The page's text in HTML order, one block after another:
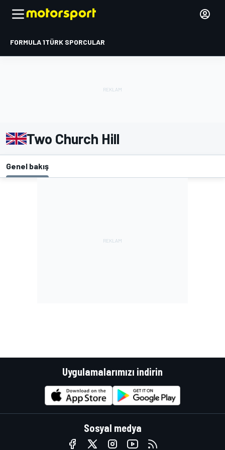
FORMULA 1TÜRK SPORCULAR
Two Church Hill
Genel bakış
Uygulamalarımızı indirin
Sosyal medya